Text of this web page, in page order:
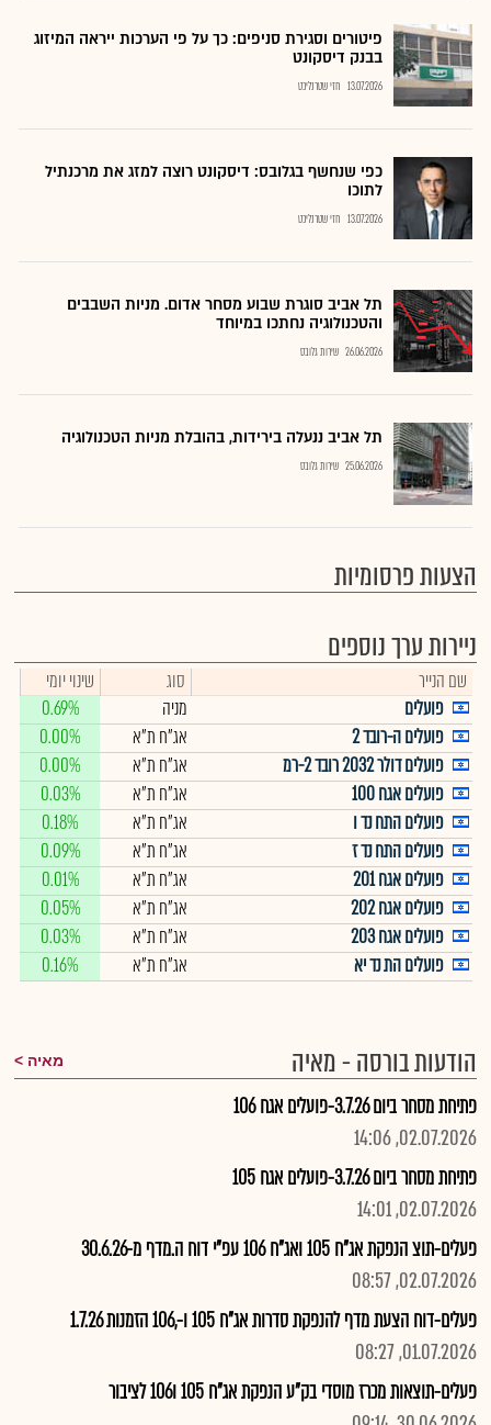
פיטורים וסגירת סניפים: כך על פי הערכות ייראה המיזוג
בבנק דיסקונט
13.07.2026 חזי שטרנליכט
כפי שנחשף בגלובס: דיסקונט רוצה למזג את מרכנתיל
לתוכו
13.07.2026 חזי שטרנליכט
תל אביב סוגרת שבוע מסחר אדום. מניות השבבים
והטכנולוגיה נחתכו במיוחד
26.06.2026 שירות גלובס
תל אביב ננעלה בירידות, בהובלת מניות הטכנולוגיה
25.06.2026 שירות גלובס
הצעות פרסומיות
ניירות ערך נוספים
שם הנייר סוג
שינוי יומי
פועלים
מניה
0.69%
פועלים ה-רובד 2
אג"ח ת"א
0.00%
פועלים דולר 2032 רובד 2-רמ
אג"ח ת"א
0.00%
פועלים אגח 100
אג"ח ת"א
0.03%
פועלים התח נד ו
אג"ח ת"א
0.18%
פועלים התח נד ז
אג"ח ת"א
0.09%
פועלים אגח 201
אג"ח ת"א
0.01%
פועלים אגח 202
אג"ח ת"א
0.05%
פועלים אגח 203
אג"ח ת"א
0.03%
פועלים הת נד יא
אג"ח ת"א 0.16%
הודעות בורסה - מאיה מאיה
פתיחת מסחר ביום 3.7.26-פועלים אגח 106
02.07.2026, 14:06
פתיחת מסחר ביום 3.7.26-פועלים אגח 105
02.07.2026, 14:01
פעלים-תוצ הנפקת אג"ח 105 ואג"ח 106 עפ"י דוח ה.מדף מ-30.6.26
02.07.2026, 08:57
פעלים-דוח הצעת מדף להנפקת סדרות אג"ח 105 ו-,106 הזמנות 1.7.26
01.07.2026, 08:27
פעלים-תוצאות מכרז מוסדי בק"ע הנפקת אג"ח 105 ו106 לציבור